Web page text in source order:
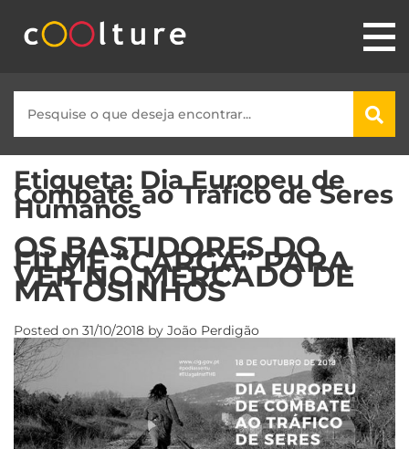
Etiqueta: Dia Europeu de
Combate ao Tráfico de Seres
Humanos
OS BASTIDORES DO
FILME “CARGA” PARA
VER NO MERCADO DE
MATOSINHOS
Posted on 31/10/2018 by João Perdigão